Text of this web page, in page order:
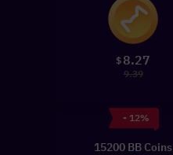
$ 8.27
9.39
- 12%
15200 BB Coins